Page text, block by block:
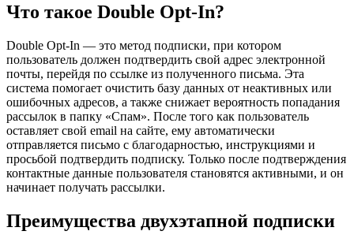
Что такое Double Opt-In?
Double Opt-In — это метод подписки, при котором
пользователь должен подтвердить свой адрес электронной
почты, перейдя по ссылке из полученного письма. Эта
система помогает очистить базу данных от неактивных или
ошибочных адресов, а также снижает вероятность попадания
рассылок в папку «Спам». После того как пользователь
оставляет свой email на сайте, ему автоматически
отправляется письмо с благодарностью, инструкциями и
просьбой подтвердить подписку. Только после подтверждения
контактные данные пользователя становятся активными, и он
начинает получать рассылки.
Преимущества двухэтапной подписки